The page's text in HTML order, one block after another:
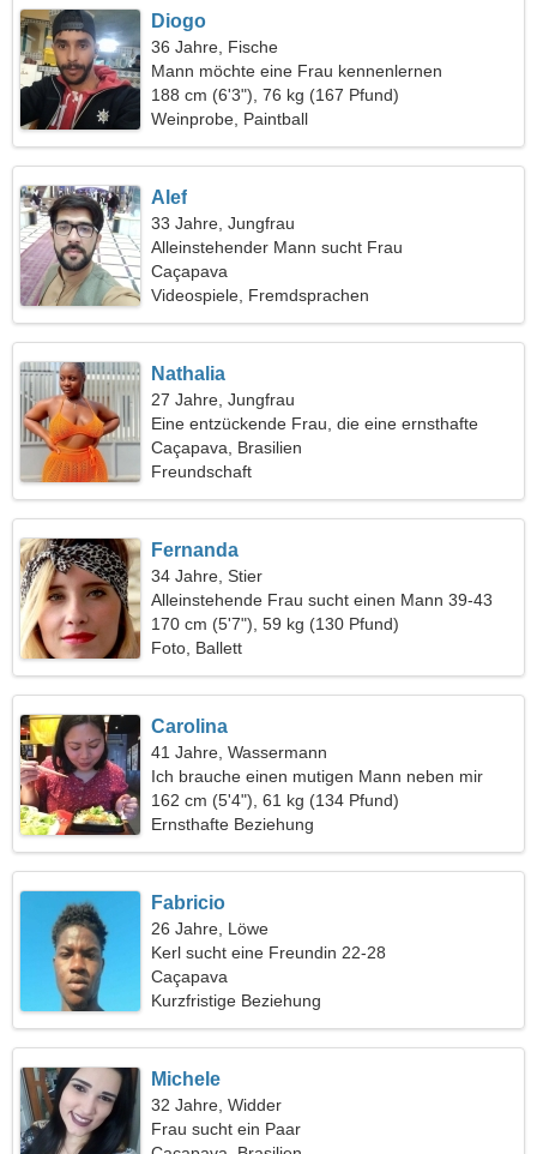
Diogo
36 Jahre, Fische
Mann möchte eine Frau kennenlernen
188 cm (6'3"), 76 kg (167 Pfund)
Weinprobe, Paintball
Alef
33 Jahre, Jungfrau
Alleinstehender Mann sucht Frau
Caçapava
Videospiele, Fremdsprachen
Nathalia
27 Jahre, Jungfrau
Eine entzückende Frau, die eine ernsthafte
Beziehung sucht
Caçapava, Brasilien
Freundschaft
Fernanda
34 Jahre, Stier
Alleinstehende Frau sucht einen Mann 39-43
170 cm (5'7"), 59 kg (130 Pfund)
Foto, Ballett
Carolina
41 Jahre, Wassermann
Ich brauche einen mutigen Mann neben mir
162 cm (5'4"), 61 kg (134 Pfund)
Ernsthafte Beziehung
Fabricio
26 Jahre, Löwe
Kerl sucht eine Freundin 22-28
Caçapava
Kurzfristige Beziehung
Michele
32 Jahre, Widder
Frau sucht ein Paar